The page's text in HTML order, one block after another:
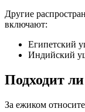
Другие
включают:
Египетский
Индийский
Подходит
За ежиком